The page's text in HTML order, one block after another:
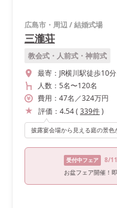
広島市・周辺/結婚式場
三瀧荘
教会式・人前式・神前式
最寄： JR横川駅徒歩10分
人数： 5名〜120名
費用： 47名 ／324万円
評価： 4.54( 339件)
受付中フェア 8/11